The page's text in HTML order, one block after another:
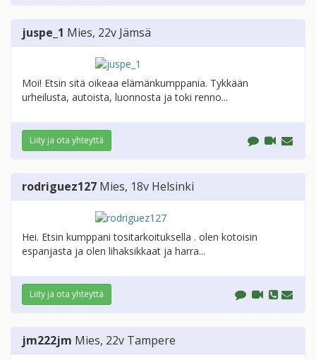
juspe_1 Mies, 22v Jämsä
Moi! Etsin sitä oikeaa elämänkumppania. Tykkään
urheilusta, autoista, luonnosta ja toki renno...
Liity ja ota yhteyttä
rodriguez127 Mies, 18v Helsinki
Hei. Etsin kumppani tositarkoituksella . olen kotoisin
espanjasta ja olen lihaksikkaat ja harra...
Liity ja ota yhteyttä
jm222jm Mies, 22v Tampere